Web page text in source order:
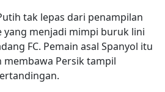
tak lepas dari penampilan
yang menjadi mimpi buruk lini
FC. Pemain asal Spanyol itu
membawa Persik tampil